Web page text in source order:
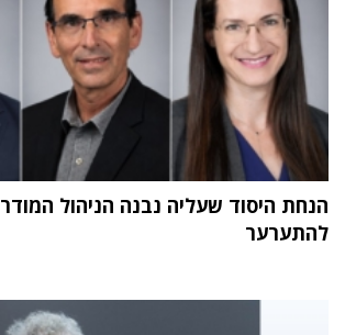
הנחת היסוד שעליה נבנה הניהול
להתערער